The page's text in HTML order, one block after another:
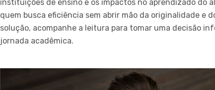
instituições de ensino e os impactos no aprendizado do
quem busca eficiência sem abrir mão da originalidade e
solução, acompanhe a leitura para tomar uma decisão
jornada acadêmica.